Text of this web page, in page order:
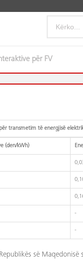
për FV
transmetim të energjisë
(den/kWh)
-
-
së